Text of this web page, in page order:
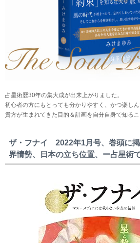
占星術歴30年の集大成が出来上がりました。
初心者の方にもとっても分かりやすく、かつ楽しん
貴方が生まれてきた目的＆計画を自分自身で知るこ
ザ・フナイ 2022年1月号、巻頭に
界情勢、日本の立ち位置、ー占星術